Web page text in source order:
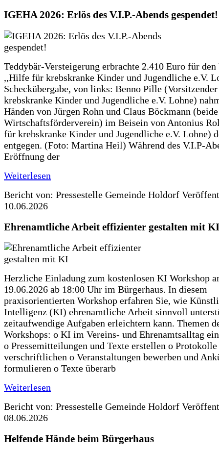
IGEHA 2026: Erlös des V.I.P.-Abends gespendet!
Teddybär-Versteigerung erbrachte 2.410 Euro für den
,,Hilfe für krebskranke Kinder und Jugendliche e.V.
Scheckübergabe, von links: Benno Pille
krebskranke Kinder und Jugendliche e.V. Lohne)
Händen von Jürgen Rohn und Claus Böckmann
Wirtschaftsförderverein) im Beisein von Antonius
für krebskranke Kinder und Jugendliche e.V. Lohne)
entgegen. (Foto: Martina Heil) Während des V.I.P-
Eröffnung der
Weiterlesen
Bericht von: Pressestelle Gemeinde Holdorf
10.06.2026
Ehrenamtliche Arbeit effizienter gestalten mit KI
Herzliche Einladung zum kostenlosen KI Workshop
19.06.2026 ab 18:00 Uhr im Bürgerhaus. In diesem
praxisorientierten Workshop erfahren Sie, wie
Intelligenz (KI) ehrenamtliche Arbeit sinnvoll
zeitaufwendige Aufgaben erleichtern kann. Themen
Workshops: o KI im Vereins- und Ehrenamtsalltag
o Pressemitteilungen und Texte erstellen o
verschriftlichen o Veranstaltungen bewerben und
formulieren o Texte überarb
Weiterlesen
Bericht von: Pressestelle Gemeinde Holdorf
08.06.2026
Helfende Hände beim Bürgerhaus